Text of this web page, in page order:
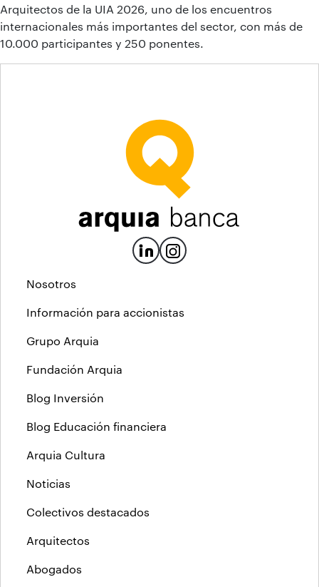
Arquitectos de la UIA 2026, uno de los encuentros
internacionales más importantes del sector, con más de
10.000 participantes y 250 ponentes.
Nosotros
Información para accionistas
Grupo Arquia
Fundación Arquia
Blog Inversión
Blog Educación financiera
Arquia Cultura
Noticias
Colectivos destacados
Arquitectos
Abogados